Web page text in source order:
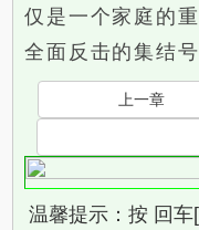
仅是一个家庭的
全面反击的集结
上一章
温馨提示：按 回